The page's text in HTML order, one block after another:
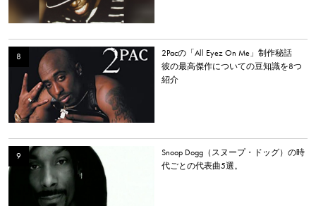
2Pacの「All Eyez On Me」制作秘話
彼の最高傑作についての豆知識を8つ
紹介
Snoop Dogg（スヌープ・ドッグ）の時
代ごとの代表曲5選。